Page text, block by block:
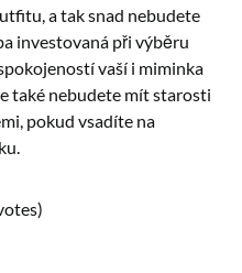
a tak snad nebudete
investovaná při výběru
vaší i miminka
také nebudete mít starosti
pokud vsadíte na